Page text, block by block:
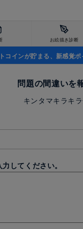
お絵描き診断
コインが貯まる、新感覚
問題の間違いを
キンタマキラキ
してください。